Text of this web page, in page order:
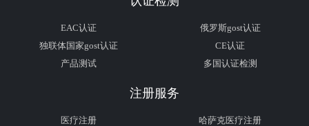
EAC认证
俄罗斯gost认证
独联体国家gost认证
CE认证
产品测试
多国认证检测
注册服务
医疗注册
哈萨克医疗注册